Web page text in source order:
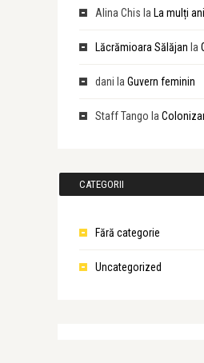
Alina Chis la La mulți
Lăcrămioara Sălăjan la
dani la Guvern feminin
Staff Tango la
CATEGORII
Fără categorie
Uncategorized